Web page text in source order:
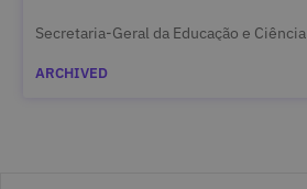
Secretaria-Geral da Educação e Ciência
ARCHIVED